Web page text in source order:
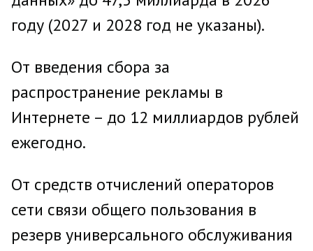
году (2027 и 2028 год не указаны).
От введения сбора за
распространение рекламы в
Интернете – до 12 миллиардов рублей
ежегодно.
От средств отчислений операторов
сети связи общего пользования в
резерв универсального обслуживания